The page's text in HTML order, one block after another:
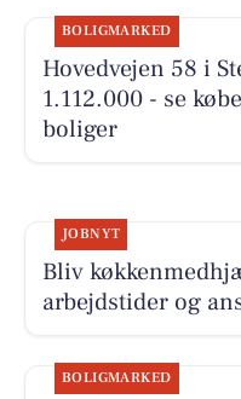
BOLIGMARKED
Hovedvejen 58 i
1.112.000 - se
boliger
JOBNYT
Bliv
arbejdstider og
BOLIGMARKED